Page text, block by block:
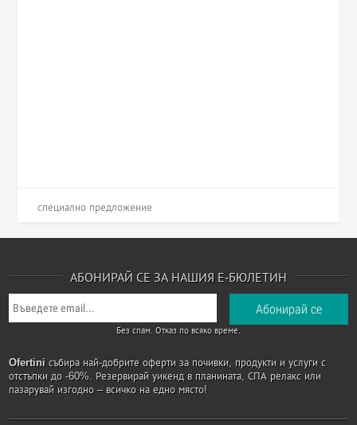
специално предложение
АБОНИРАЙ СЕ ЗА НАШИЯ Е-БЮЛЕТИН
Без спам. Отказ по всяко време.
Ofertini събира най-добрите оферти за почивки, продукти и услуги с
отстъпки до -60%. Резервирай уикенд в планината, СПА релакс или
пазарувай изгодно – всичко на едно място!